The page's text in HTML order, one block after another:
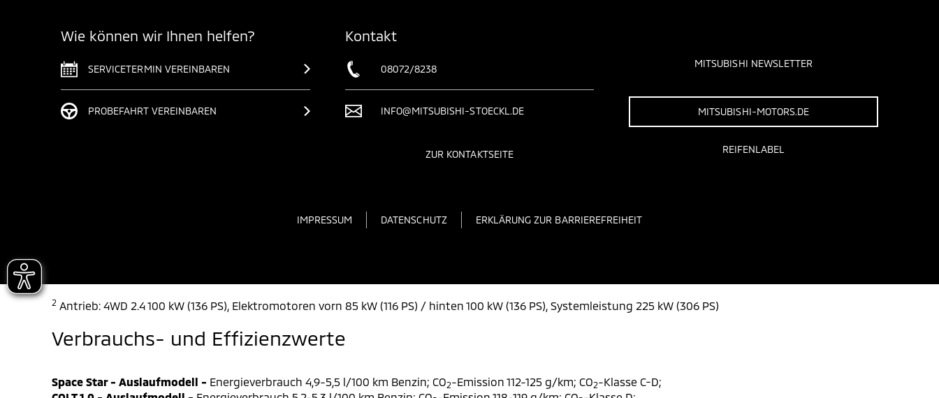
Wie können wir Ihnen helfen?
SERVICETERMIN VEREINBAREN
PROBEFAHRT VEREINBAREN
Kontakt
08072/8238
INFO@MITSUBISHI-STOECKL.DE
ZUR KONTAKTSEITE
MITSUBISHI NEWSLETTER
MITSUBISHI-MOTORS.DE
REIFENLABEL
IMPRESSUM DATENSCHUTZ ERKLÄRUNG ZUR BARRIEREFREIHEIT
2 Antrieb: 4WD 2.4 100 kW (136 PS), Elektromotoren vorn 85 kW (116 PS) / hinten 100 kW (136 PS), Systemleistung 225 kW (306 PS)
Verbrauchs- und Effizienzwerte
Space Star - Auslaufmodell - Energieverbrauch 4,9-5,5 l/100 km Benzin; CO2-Emission 112-125 g/km; CO2-Klasse C-D;